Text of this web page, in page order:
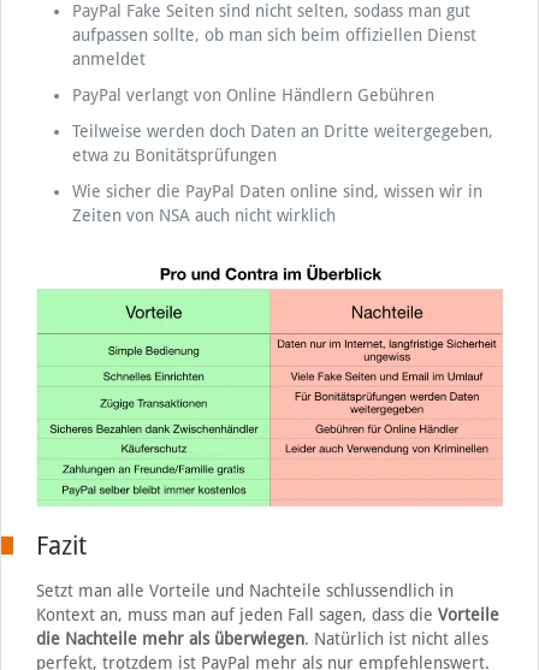
PayPal Fake Seiten sind nicht selten, sodass man gut
aufpassen sollte, ob man sich beim offiziellen Dienst
anmeldet
PayPal verlangt von Online Händlern Gebühren
Teilweise werden doch Daten an Dritte weitergegeben,
etwa zu Bonitätsprüfungen
Wie sicher die PayPal Daten online sind, wissen wir in
Zeiten von NSA auch nicht wirklich
Fazit
Setzt man alle Vorteile und Nachteile schlussendlich in
Kontext an, muss man auf jeden Fall sagen, dass die Vorteile
die Nachteile mehr als überwiegen. Natürlich ist nicht alles
perfekt, trotzdem ist PayPal mehr als nur empfehlenswert.